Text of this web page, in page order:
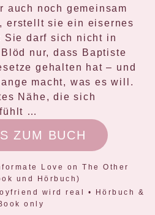
auch noch gemeinsam
, erstellt sie ein eisernes
Sie darf sich nicht in
nur, dass Baptiste
gehalten hat– und
macht, was es will.
Nähe, die sich
…
ZUM BUCH
wird real • Hörbuch &
only